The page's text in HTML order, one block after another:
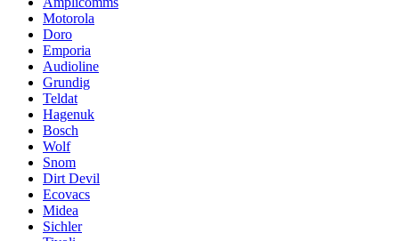
Motorola
Doro
Emporia
Audioline
Grundig
Teldat
Hagenuk
Bosch
Wolf
Snom
Dirt Devil
Ecovacs
Midea
Sichler